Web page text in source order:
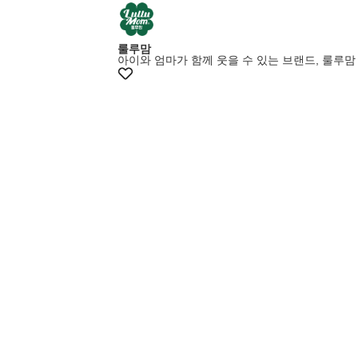
룰루맘
아이와 엄마가 함께 웃을 수 있는 브랜드, 룰루맘